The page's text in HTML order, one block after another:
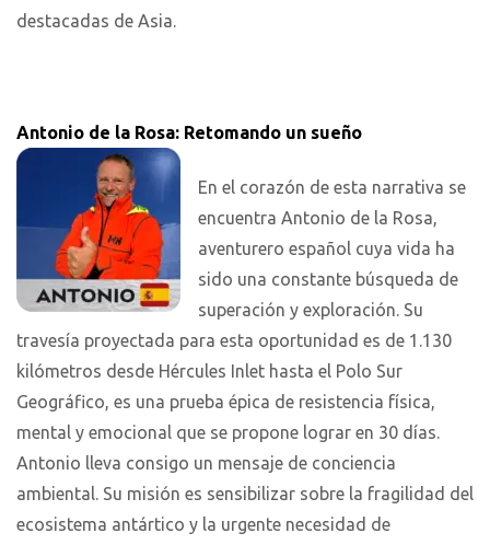
destacadas de Asia.
Antonio de la Rosa: Retomando un sueño
En el corazón de esta narrativa se
encuentra Antonio de la Rosa,
aventurero español cuya vida ha
sido una constante búsqueda de
superación y exploración. Su
travesía proyectada para esta oportunidad es de 1.130
kilómetros desde Hércules Inlet hasta el Polo Sur
Geográfico, es una prueba épica de resistencia física,
mental y emocional que se propone lograr en 30 días.
Antonio lleva consigo un mensaje de conciencia
ambiental. Su misión es sensibilizar sobre la fragilidad del
ecosistema antártico y la urgente necesidad de